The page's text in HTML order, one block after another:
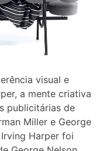
visual e
a mente criativa
publicitárias de
Miller e George
Harper foi